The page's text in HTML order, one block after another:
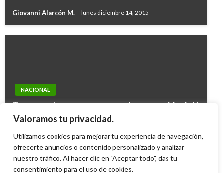
Valoramos tu privacidad.
Utilizamos cookies para mejorar tu experiencia de navegación,
ofrecerte anuncios o contenido personalizado y analizar
nuestro tráfico. Al hacer clic en "Aceptar todo", das tu
consentimiento para el uso de cookies.
Giovanni Alarcón M. lunes diciembre 14, 2015
NACIONAL
Tres muertos y una persona desaparecida dejó
accidente de una camioneta que cayó al río
Andres Felipe Gama miércoles enero 17, 2018